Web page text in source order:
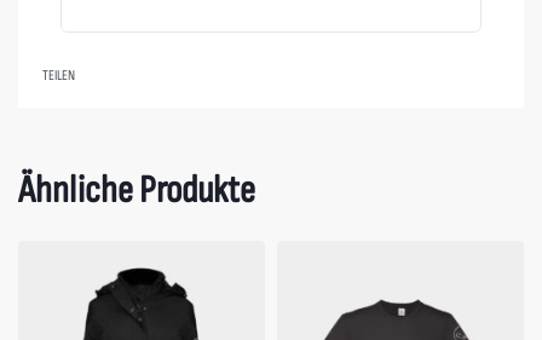
TEILEN
Ähnliche Produkte